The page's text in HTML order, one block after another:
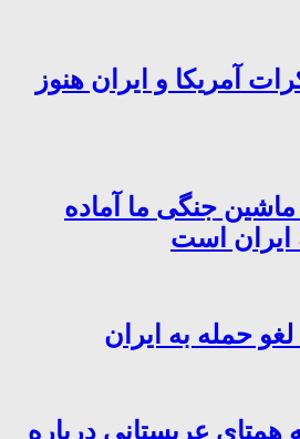
آمریکا و ایران هنوز
جنگی ما آماده
ایران است
حمله به ایران
عربستانی درباره